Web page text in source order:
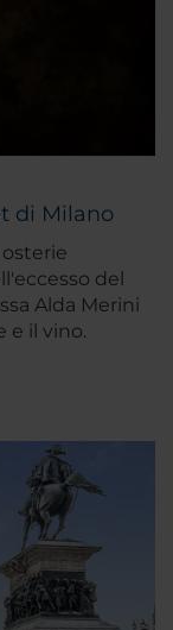
di Milano
del
Alda Merini
e il vino.